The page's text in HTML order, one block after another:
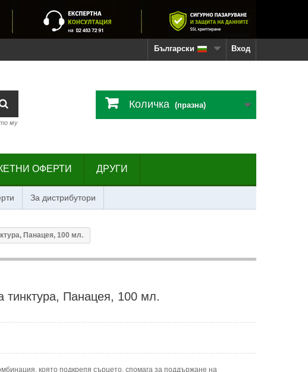
Вход
Български
му
Количка (празна)
ОФЕРТИ ДРУГИ
За дистрибутори
Панацея, 100 мл.
Панацея, 100 мл.
която подкрепя сърцето, спомага за поддържане на